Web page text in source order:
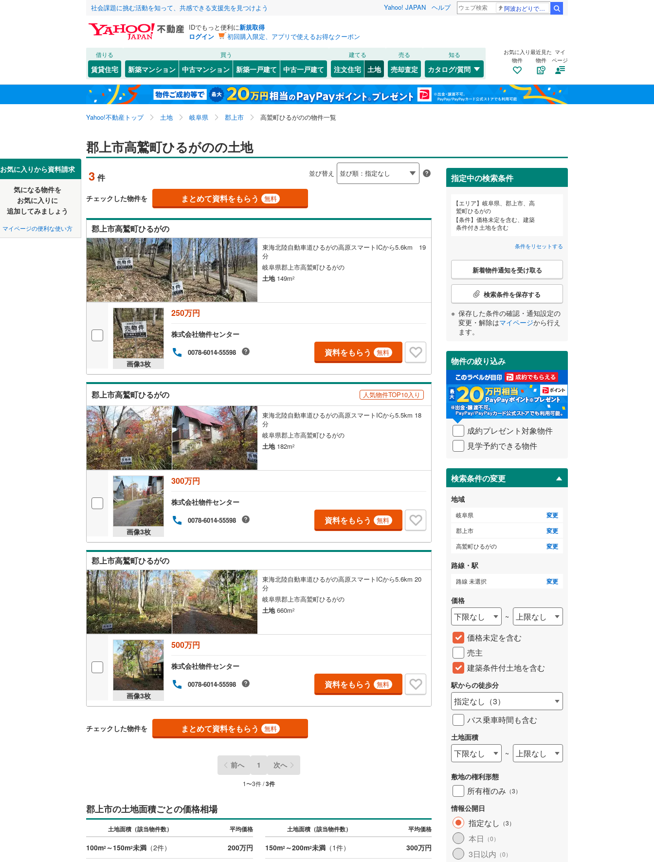
社会課題に挑む活動を知って、共感できる支援先を見つけよう Yahoo! JAPAN ヘルプ 阿波おどりで不適切な動画
IDでもっと便利に新規取得
ログイン
初回購入限定、アプリで使えるお得なクーポン
借りる
賃貸住宅
買う
新築マンション 中古マンション 新築一戸建て 中古一戸建て
建てる
注文住宅 土地
売る
売却査定
知る
カタログ/質問
お気に入り
物件
最近見た
物件
マイ
ページ
Yahoo!不動産トップ 土地 岐阜県 郡上市 高鷲町ひるがのの物件一覧
お気に入りから資料請求
気になる物件を
お気に入りに
追加してみましょう
マイページの便利な使い方
郡上市高鷲町ひるがのの土地
3 件 並び替え
チェックした物件を まとめて資料をもらう 無料
郡上市高鷲町ひるがの
東海北陸自動車道ひるがの高原スマートICから5.6km 19
分
岐阜県郡上市高鷲町ひるがの
土地149m2
画像3枚
250万円
株式会社物件センター
0078-6014-55598 資料をもらう 無料
郡上市高鷲町ひるがの 人気物件TOP10入り
東海北陸自動車道ひるがの高原スマートICから5.5km 18
分
岐阜県郡上市高鷲町ひるがの
土地182m2
画像3枚
300万円
株式会社物件センター
0078-6014-55598 資料をもらう 無料
郡上市高鷲町ひるがの
東海北陸自動車道ひるがの高原スマートICから5.6km 20
分
岐阜県郡上市高鷲町ひるがの
土地660m2
画像3枚
500万円
株式会社物件センター
0078-6014-55598 資料をもらう 無料
チェックした物件を まとめて資料をもらう 無料
前へ 1 次へ
1〜3件 /3件
郡上市の土地面積ごとの価格相場
土地面積（該当物件数） 平均価格 土地面積（該当物件数） 平均価格
100m2 ～150m2未満 （2件） 200万円 150m2～200m2未満（1件） 300万円
指定中の検索条件
エリア
岐阜県、郡上市、高
鷲町ひるがの
条件
価格未定を含む、建築
条件付き土地を含む
条件をリセットする
こ
検
条
件
受
け
取
る
・
条
件
を
イ
ペ
ジ
に
保
存
す
る
新着物件通知を受け取る
検索条件を保存する
保存した条件の確認・通知設定の
変更・解除はマイページから行え
ます。
物件の絞り込み
成約プレゼント対象物件
見学予約できる物件
検索条件の変更
地域
岐阜県 変更
郡上市 変更
高鷲町ひるがの 変更
路線・駅
路線 未選択 変更
価格
下限なし ~
上限なし
価格未定を含む
売主
建築条件付土地を含む
駅からの徒歩分
指定なし （3）
バス乗車時間も含む
土地面積
下限なし ~ 上限なし
敷地の権利形態
所有権のみ （3）
情報公開日
指定なし （3）
本日 （0）
3日以内 （0）
北海道 北海道
東北 青森 岩手 宮城 秋田 山形 福島
関東 東京 神奈川 埼玉 千葉
信越・北陸 新潟 長野
三重
近畿 大阪 兵庫
中国 鳥取 島根 岡山 広島 山口
四国 徳島 香川 愛媛 高知
九州・沖縄 福岡 佐賀 長崎 熊本 鹿児島 沖縄
該当物件0件 条件をリセットする
岐阜市(34) 大垣市(64) 高山市(9)
多治見市(67) 関市(6) 中津川市(6)
美濃市( 0) 瑞浪市
恵那市( )
各務原市(24) 可児市(12) 山県市(6)
飛騨市(0) 本巣市(0)
郡上市(33)
養老郡養老町( 8
安八郡神戸町 (1)
安八郡輪之内町(0) 安八郡安八町 0)
揖斐郡大野町(0) 揖斐郡池田町 本巣郡北方町(0)
加茂郡坂祝町(2) 加茂郡川辺町( 0)
加茂郡七宗町
加茂郡白川町(0)
大野郡白川村( 0)
該当物件0件 条件をリセットする
白鳥町中西(1) 高鷲町鮎立(3) 高鷲町大鷲(19)
高鷲町ひるがの(3) 高鷲町鷲見(5) 八幡町小野(1)
八幡町初音
(1)
該当物件0件 条件をリセットする
JR 東海道本線(0) 中央本線（JR東海）( 0) 高山本線（JR東海）(0)
太多線(0) 東海道新幹線(0)
私鉄・その他 長良川鉄道(0) 名鉄名古屋本線(0) 名鉄竹鼻線(0)
樽見鉄道( 0)
該当物件0件 条件をリセットする
該当物件0件 条件をリセットする
こだわり条件 配置、向き、建ち方、日当たり
前道6m以上（0） 角地（0） 南道路（0）
平坦地（0） 整形地（0） 古家あり（0）
更地渡し（0）
最寄りの駅が始発駅（0）
オンライン内見(相談)可（0） IT重説可（0）
オンライン対応とは？ 詳しく見る
該当物件0件 条件をリセットする
検索条件を保存しました
この検索条件の新着物件通知は、 マイページから設定できます。
岐阜県、郡上市、高鷲町ひるがの、価格未定を含む、建
築条件付き土地を含む
検索条件を保存する
マイページ
お気に入りリストを見る
閉じる
お気に入りリストを見る
閉じる